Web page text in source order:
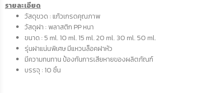
รายละเอียด
วัสดุขวด : แก้วเกรดคุณภาพ
วัสดุฝา : พลาสติก PP หนา
ขนาด : 5 ml. 10 ml. 15 ml. 20 ml. 30 ml. 50 ml.
รุ่นฝาแน่นพิเศษ มีแหวนล็อคฝาหัว
มีความทนทาน ป้องกันการเสียหายของผลิตภัณฑ์
บรรจุ : 10 ชิ้น